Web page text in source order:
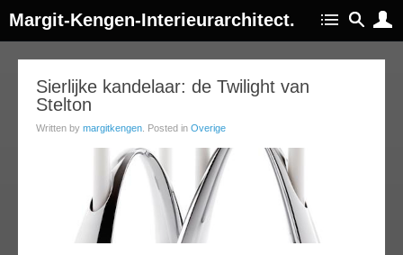
Margit-Kengen-Interieurarchitect.
Sierlijke kandelaar: de Twilight van
Stelton
Written by margitkengen . Posted in Overige